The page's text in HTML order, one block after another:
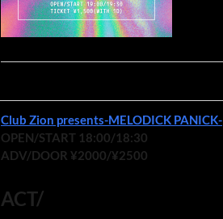
Club Zion presents-MELODICK PANICK-
OPEN/START 18:00/18:30
ADV/DOOR ¥2000/¥2500
ACT/